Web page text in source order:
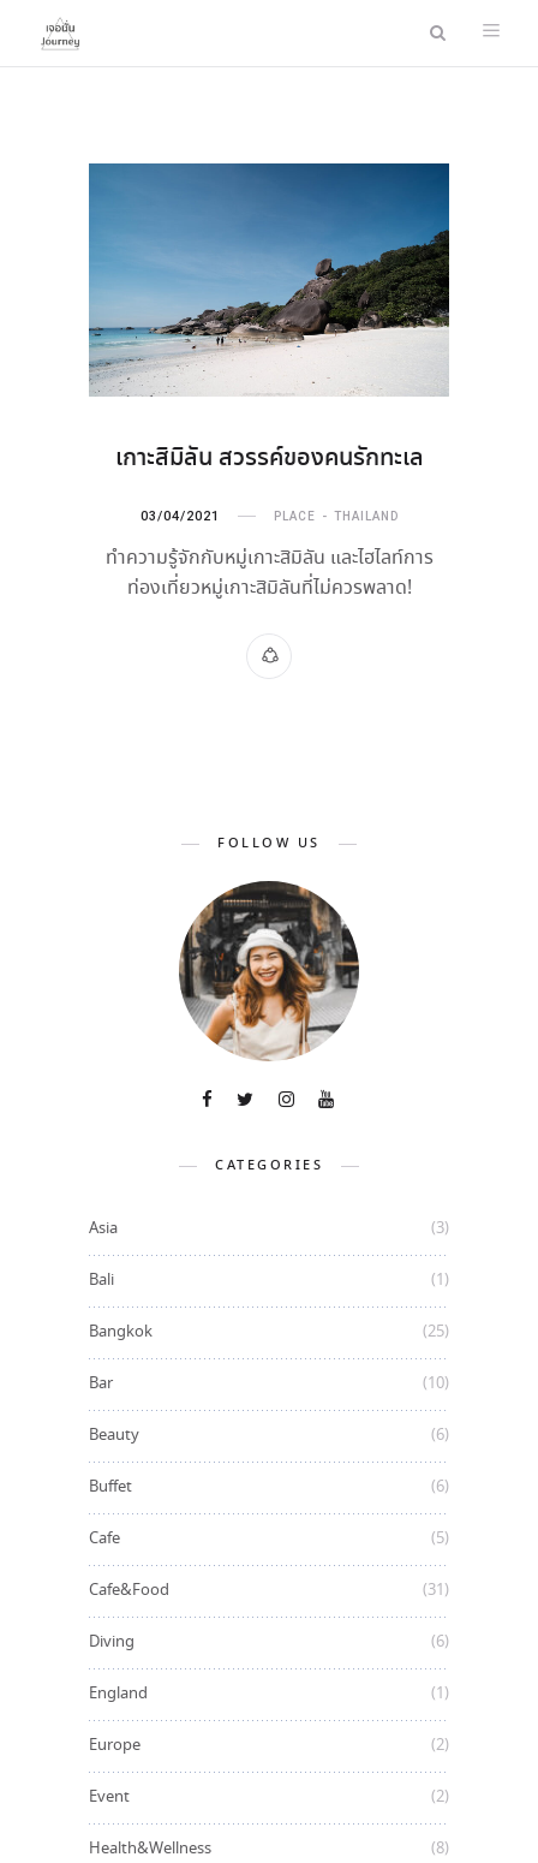
เกาะสิมิลัน สวรรค์ของคนรักทะเล
03/04/2021 PLACE THAILAND
ทำความรู้จักกับหมู่เกาะสิมิลัน และไฮไลท์การ
ท่องเที่ยวหมู่เกาะสิมิลันที่ไม่ควรพลาด!
FOLLOW US
CATEGORIES
Asia (3)
Bali (1)
Bangkok (25)
Bar (10)
Beauty (6)
Buffet (6)
Cafe (5)
Cafe&Food (31)
Diving (6)
England (1)
Europe (2)
Event (2)
Health&Wellness (8)